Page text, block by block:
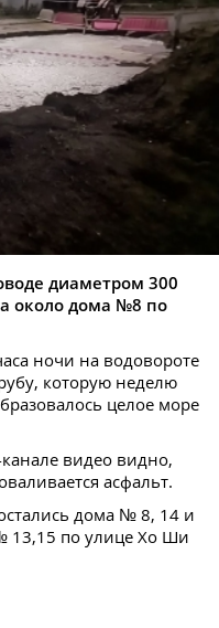
диаметром 300
около дома №8 по
ночи на водовороте
которую неделю
целое море
видео видно,
асфальт.
дома № 8, 14 и
13,15 по улице Хо Ши